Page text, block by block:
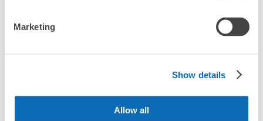
Marketing
Show details
Allow all
九州・沖縄エリア
東京都周辺の駅・施設からさがす